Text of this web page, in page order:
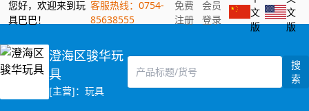
您好，欢迎来到玩
具巴巴！
客服热线：0754-
85638555
免费
注册
会员
登录
文
版
文
版
澄海区骏华玩
具
[主营]：玩具
搜
索